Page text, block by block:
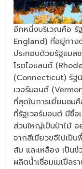
อีกหนึ่งบริเวณคือ รั
England) ที่อยู่ทาง
ประกอบด้วยรัฐแมส
โรดไอแลนด์
(Connecticut) รัฐ
เวอร์มอนต์
ที่สุดในการเยี่ยมชม
ที่รัฐเวอร์มอนต์ มีชื่อ
ส่วนใหญ่เป็นป่าไม้ อ
จากสีเขียวขจีไปเป็
ส้ม และเหลือง เป็นช่
ผลิตน้ำเชื่อมเมเปิ้ล